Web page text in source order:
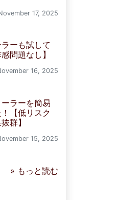
17, 2025
ーも試して
問題なし】
16, 2025
ラーを簡易
【低リスク
群】
15, 2025
» もっと読む